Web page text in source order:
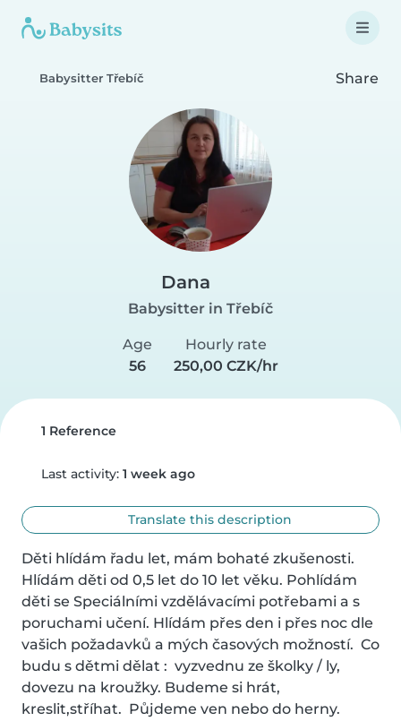
Babysitter Třebíč Share
Dana
Babysitter in Třebíč
Age
56
Hourly rate
250,00 CZK/hr
1 Reference
Last activity: 1 week ago
Translate this description
Děti hlídám řadu let, mám bohaté zkušenosti.
Hlídám děti od 0,5 let do 10 let věku. Pohlídám
děti se Speciálními vzdělávacími potřebami a s
poruchami učení. Hlídám přes den i přes noc dle
vašich požadavků a mých časových možností.  Co
budu s dětmi dělat :  vyzvednu ze školky / ly,
dovezu na kroužky. Budeme si hrát,
kreslit,stříhat.  Půjdeme ven nebo do herny.